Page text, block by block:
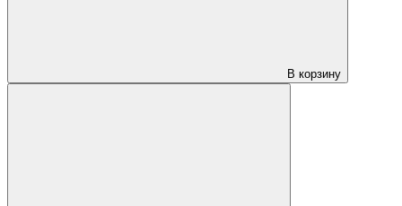
В корзину